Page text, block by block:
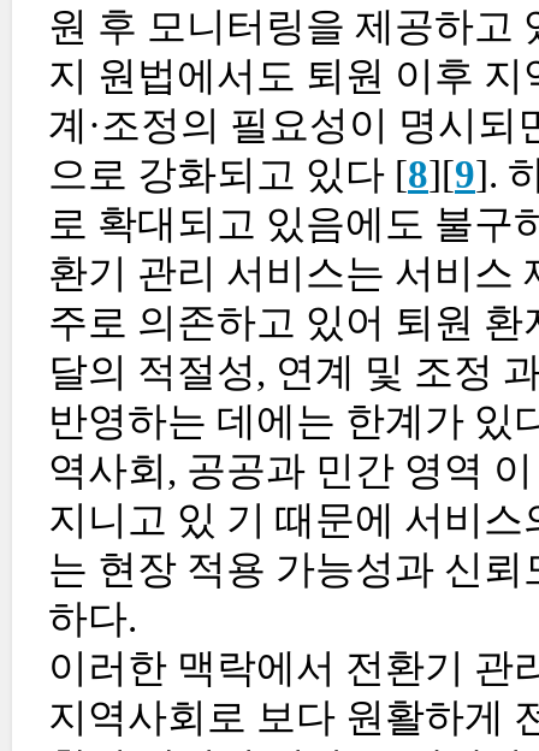
원 후 모니터링을 제공하고
지 원법에서도 퇴원 이후
계·조정의 필요성이 명시
으로 강화되고 있다 [8][9].
로 확대되고 있음에도 불구
환기 관리 서비스는 서비스
주로 의존하고 있어 퇴원
달의 적절성, 연계 및 조정
반영하는 데에는 한계가 있
역사회, 공공과 민간 영역
지니고 있 기 때문에 서비
는 현장 적용 가능성과 신
하다.
이러한 맥락에서 전환기 관
지역사회로 보다 원활하게